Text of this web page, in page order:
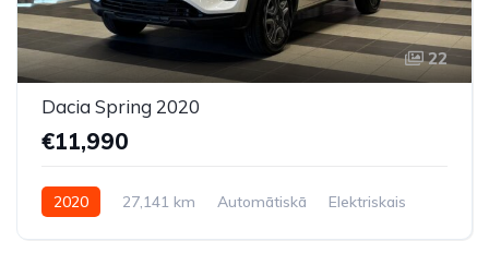
22
Dacia Spring 2020
€11,990
2020 27,141 km Automātiskā
Elektriskais